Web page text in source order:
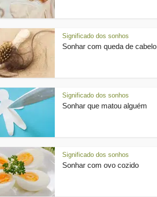
Significado dos sonhos
Sonhar com queda de cabelo
Significado dos sonhos
Sonhar que matou alguém
Significado dos sonhos
Sonhar com ovo cozido